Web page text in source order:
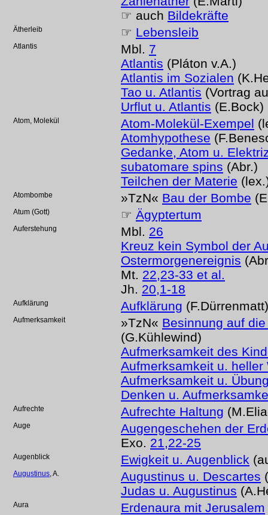
☞ auch Bildekräfte
Ätherleib ☞ Lebensleib
Atlantis Mbl. 7
Atlantis (Pláton v.A.)
Atlantis im Sozialen
Tao u. Atlantis (Vortrag
Urflut u. Atlantis (E.Bock)
Atom, Molekül Atom-Molekül-Exempel
Atomhypothese
Gedanke, Atom u.
subatomare spins (Abr.)
Teilchen der Materie
Atombombe »TzN« Bau der Bombe
Atum (Gott) ☞ Ägyptertum
Auferstehung Mbl. 26
Kreuz kein Symbol der
Ostermorgenereignis
Mt. 22,23-33 et al.
Jh. 20,1-18
Aufklärung Aufklärung (F.Dürrenmatt)
Aufmerksamkeit »TzN« Besinnung auf
(G.Kühlewind)
Aufmerksamkeit des
Aufmerksamkeit u. heller
Aufmerksamkeit u.
Denken u.
Aufrechte Aufrechte Haltung
Auge
Augengeschehen der
Exo. 21,22-25
Augenblick Ewigkeit u. Augenblick
Augustinus, A. Augustinus u. Descartes
Judas u. Augustinus
Aura Erdenaura mit Jerusalem